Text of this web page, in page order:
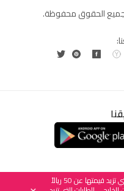
الحقوق محفوظة.
شحن مجاني داخل سلطنة عمان للطلبات التي تزيد قيمتها عن 50 ريالاً (الإنجليزية)